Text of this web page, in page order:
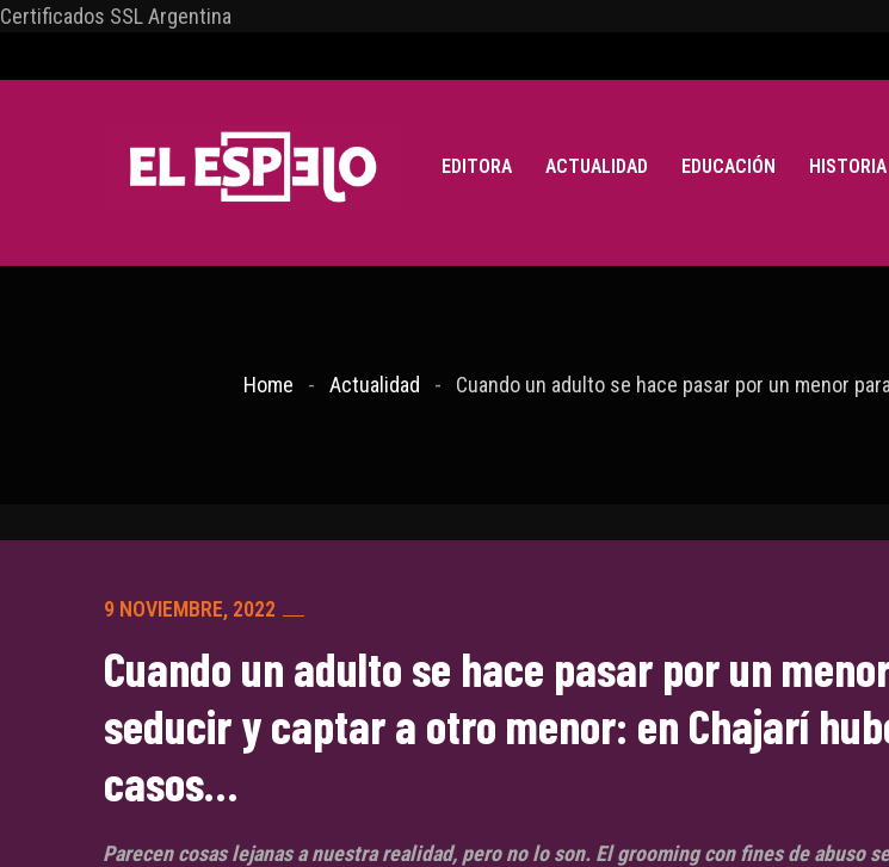
Certificados SSL Argentina
EDITORA ACTUALIDAD EDUCACIÓN HISTORIA
Home Actualidad Cuando un adulto se hace pasar por un menor
9 NOVIEMBRE, 2022
Cuando un adulto se hace pasar por un
seducir y captar a otro menor: en Chajarí
casos…
Parecen cosas lejanas a nuestra realidad, pero no lo son. El grooming con fines de abuso